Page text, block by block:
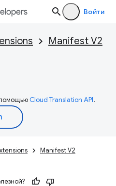
Войти
Manifest V2
Cloud Translation API.
Manifest V2